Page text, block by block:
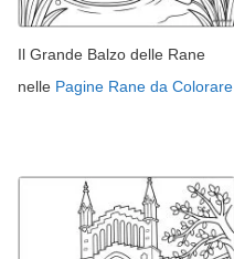
Il Grande Balzo delle Rane
nelle Pagine Rane da Colorare